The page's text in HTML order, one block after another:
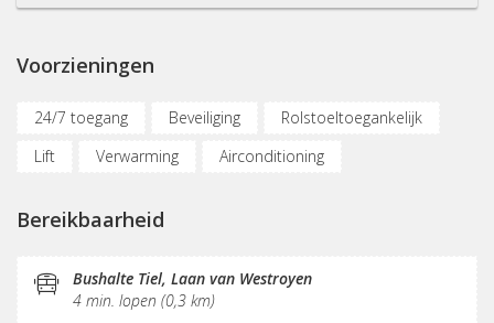
Voorzieningen
24/7 toegang Beveiliging
Rolstoeltoegankelijk
Lift
Verwarming
Airconditioning
Vergaderplekken
Internetmogelijkheden
Printservice
KVK-inschrijving
Sociaal hart
Bereikbaarheid
Bushalte Tiel, Laan van Westroyen
4 min. lopen (0,3 km)